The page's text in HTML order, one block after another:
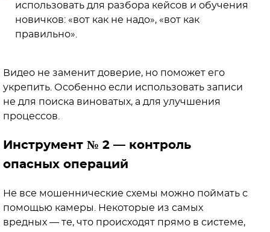
использовать для разбора кейсов и обучения
новичков: «вот как не надо», «вот как
правильно».
Видео не заменит доверие, но поможет его
укрепить. Особенно если использовать записи
не для поиска виноватых, а для улучшения
процессов.
Инструмент № 2 — контроль
опасных операций
Не все мошеннические схемы можно поймать с
помощью камеры. Некоторые из самых
вредных — те, что происходят прямо в системе,